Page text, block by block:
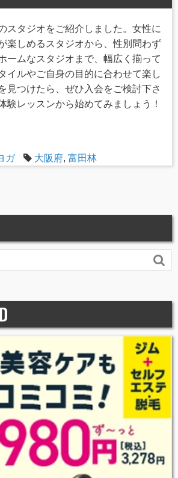
スタジオをご紹介しました。女性に
楽しめるスタジオから、性別問わず
ームなスタジオまで、幅広く揃って
イルやご自身の目的に合わせて楽し
見つけたら、ぜひ入会をご検討下さ
験レッスンから始めてみましょう！
ガ 大阪府, 富田林
